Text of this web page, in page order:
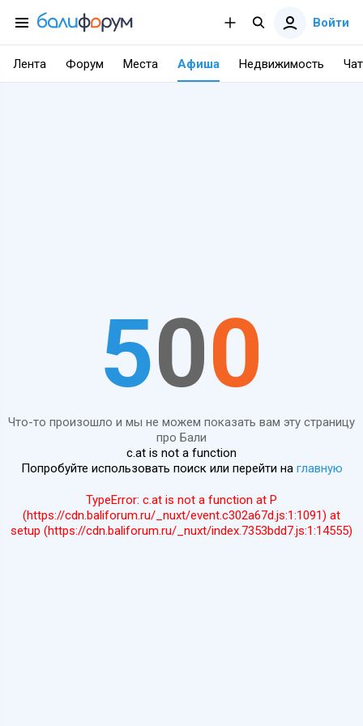
Войти
Лента Форум Места Афиша Недвижимость Чат
500
Что-то произошло и мы не можем показать вам эту страницу
про Бали
c.at is not a function
Попробуйте использовать поиск или перейти на главную
TypeError: c.at is not a function at P
(https://cdn.baliforum.ru/_nuxt/event.c302a67d.js:1:1091) at
setup (https://cdn.baliforum.ru/_nuxt/index.7353bdd7.js:1:14555)